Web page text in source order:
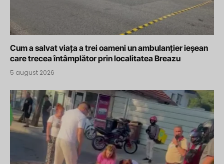
Cum a salvat viața a trei oameni un ambulanțier ieșean
care trecea întâmplător prin localitatea Breazu
5 august 2026